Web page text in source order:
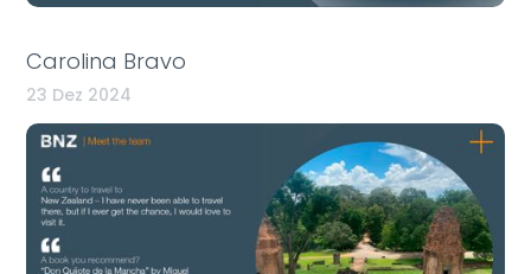
Carolina Bravo
23 Dez 2024